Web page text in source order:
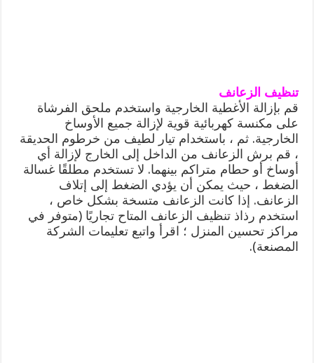
تنظيف الزعانف
قم بإزالة الأغطية الخارجية واستخدم ملحق الفرشاة
على مكنسة كهربائية قوية لإزالة جميع الأوساخ
الخارجية. ثم ، باستخدام تيار لطيف من خرطوم الحديقة
، قم برش الزعانف من الداخل إلى الخارج لإزالة أي
أوساخ أو حطام متراكم بينهما. لا تستخدم مطلقًا غسالة
الضغط ، حيث يمكن أن يؤدي الضغط إلى إتلاف
الزعانف. إذا كانت الزعانف متسخة بشكل خاص ،
استخدم رذاذ تنظيف الزعانف المتاح تجاريًا (متوفر في
مراكز تحسين المنزل ؛ اقرأ واتبع تعليمات الشركة
المصنعة).